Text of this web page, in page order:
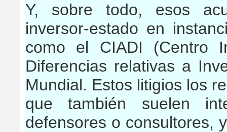
Y, sobre todo, esos
inversor-estado en
como el CIADI (Centro
Diferencias relativas a
Mundial. Estos litigios los
que también suelen
defensores o consultores,